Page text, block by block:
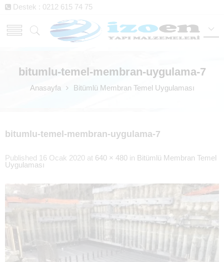
Destek : 0212 615 74 75
bitumlu-temel-membran-uygulama-7
Anasayfa Bitümlü Membran Temel Uygulaması
bitumlu-temel-membran-uygulama-7
Published 16 Ocak 2020 at 640 × 480 in Bitümlü Membran Temel
Uygulaması